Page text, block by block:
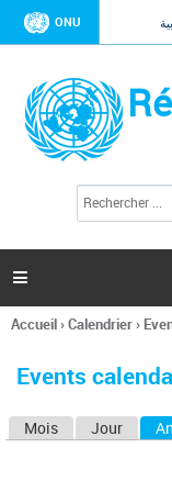
ONU
l
c
h
e

Vous
ici
Accueil›Calendrier›
Events
Mois Jour